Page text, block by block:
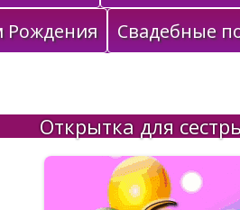
Рождения
Свадебные
Открытка для